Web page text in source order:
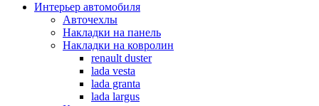
Интерьер автомобиля
Авточехлы
Накладки на панель
Накладки на ковролин
renault duster
lada vesta
lada granta
lada largus